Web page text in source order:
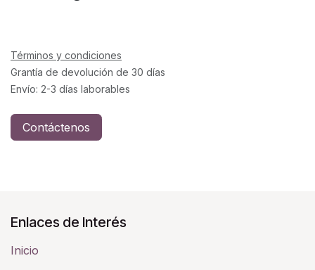
Términos y condiciones
Grantía de devolución de 30 días
Envío: 2-3 días laborables
Contáctenos
Enlaces de Interés
Inicio